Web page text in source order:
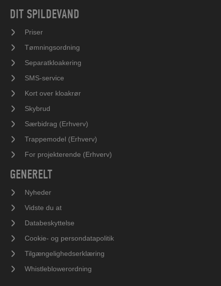
DIT SPILDEVAND
Priser
Tømningsordning
Separatkloakering
SMS-service
Kort over kloakrør
Skybrud
Særbidrag (Erhverv)
Trappemodel (Erhverv)
For projekterende (Erhverv)
GENERELT
Nyheder
Vidste du at
Databeskyttelse
Cookie- og persondatapolitik
Tilgængelighedserklæring
Whistleblowerordning